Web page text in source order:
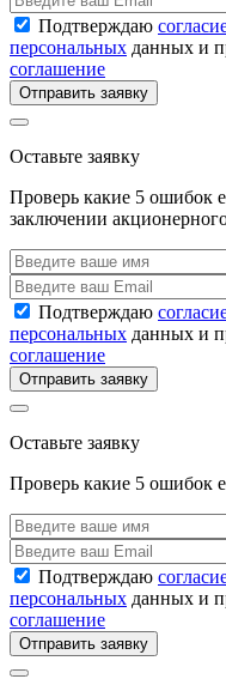
Подтверждаю
персональных данных и
соглашение
Отправить заявку
Оставьте заявку
Проверь какие 5 ошибок
заключении
Подтверждаю
персональных данных и
соглашение
Отправить заявку
Оставьте заявку
Проверь какие 5 ошибок
Подтверждаю
персональных данных и
соглашение
Отправить заявку